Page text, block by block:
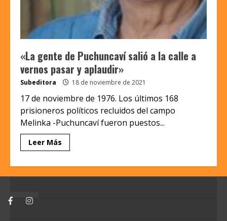
«La gente de Puchuncaví salió a la calle a
vernos pasar y aplaudir»
Subeditora 18 de noviembre de 2021
17 de noviembre de 1976. Los últimos 168
prisioneros políticos recluidos del campo
Melinka -Puchuncaví fueron puestos...
Leer Más
FacebookInstagram